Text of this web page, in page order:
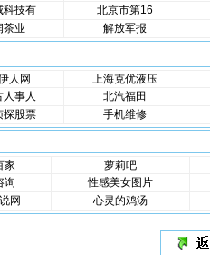
科技有
北京市第16
茶业 解放军报
人网
上海克优液压
人事人
北汽福田
探股票 手机维修
家
萝莉吧
询
性感美女图片
网 心灵的鸡汤